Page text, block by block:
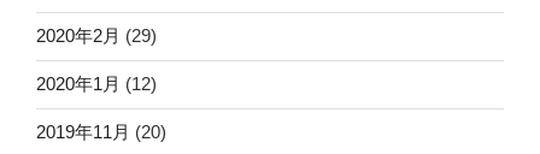
2020年2月 (29)
2020年1月 (12)
2019年11月 (20)